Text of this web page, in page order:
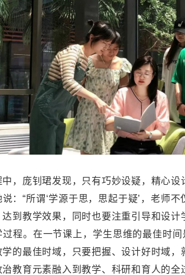
，庞钊珺发现，只有巧妙设疑，精心
：“所谓‘学源于思，思起于疑’，老师
到教学效果，同时也要注重引导和设
过程。在一节课上，学生思维的最佳时
的最佳时域，只要把握、设计好时域
教育元素融入到教学、科研和育人的